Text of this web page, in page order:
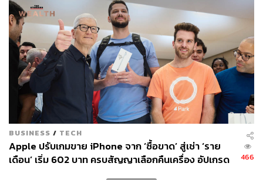
Alipay ช่วยขับเคลื่อนเศรษฐกิจการท่องเที่ยวประเทศไทย
อย่างไร?
ถ้ามีโอกาสเข้าไปซื้อสินค้าที่ร้านสะดวกซื้อ 7-Eleven หรือ
ร้านสะดวกซื้อแบรนด์อื่นๆ แล้วเห็นป้ายสีฟ้าพร้อมข้อความ
ตัวอักษรภาษาจีนบริเวณเคาน์เตอร์จ่ายเงินก็ไม่ต้องแปลกใจ
ไป เพราะทุกวันนี้ร้านค้าส่วนใหญ่ในไทยมีช่องทางทำ
ธุรกรรมผ่าน Alipay เป็นของตัวเองกันหมดแล้ว
ยิ่งถ้าไปตามจังหวัดเชียงใหม่ ภูเก็ต หรือสถานที่ท่องเที่ยวยอด
นิยมของคนจีน ก็จะยิ่งเห็นป้าย ‘ที่นี่รับ Alipay’ ถี่ขึ้นกว่าเดิม
BUSINESS / TECH
Apple ปรับเกมขาย iPhone จาก ‘ซื้อขาด’ สู่เช่า ‘ราย
เดือน’ เริ่ม 602 บาท ครบสัญญาเลือกคืนเครื่อง อัปเกรด
466